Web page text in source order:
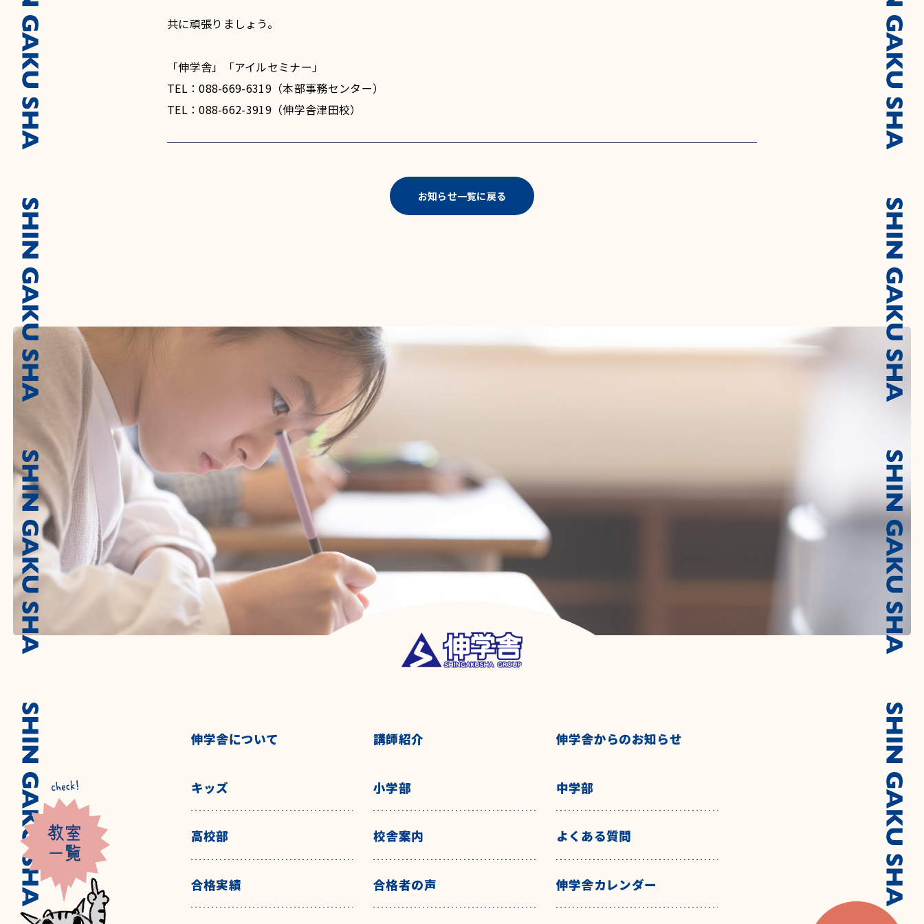
共に頑張りましょう。
「伸学舎」「アイルセミナー」
TEL：088-669-6319（本部事務センター）
TEL：088-662-3919（伸学舎津田校）
お知らせ一覧に戻る
伸学舎について 講師紹介 伸学舎からのお知らせ
キッズ 小学部 中学部
高校部 校舎案内 よくある質問
合格実績 合格者の声 伸学舎カレンダー